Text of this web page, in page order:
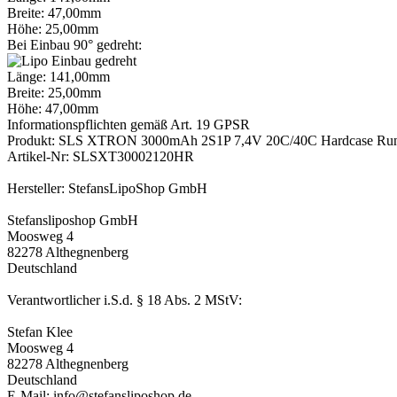
Breite: 47,00mm
Höhe: 25,00mm
Bei Einbau 90° gedreht:
Länge: 141,00mm
Breite: 25,00mm
Höhe: 47,00mm
Informationspflichten gemäß Art. 19 GPSR
Produkt: SLS XTRON 3000mAh 2S1P 7,4V 20C/40C Hardcase
Artikel-Nr: SLSXT30002120HR
Hersteller: StefansLipoShop GmbH
Stefansliposhop GmbH
Moosweg 4
82278 Althegnenberg
Deutschland
Verantwortlicher i.S.d. § 18 Abs. 2 MStV:
Stefan Klee
Moosweg 4
82278 Althegnenberg
Deutschland